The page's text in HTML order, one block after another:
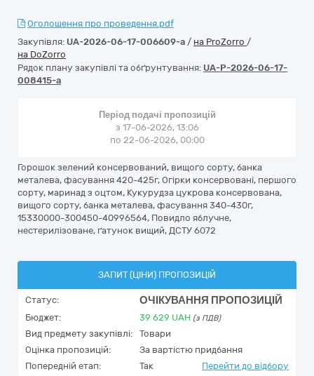
Оголошення про проведення.pdf
Закупівля: UA-2026-06-17-006609-a / на ProZorro /
на DoZorro
Рядок плану закупівлі та обґрунтування: UA-P-2026-06-17-
008415-a
Період подачі пропозицій
з 17-06-2026, 13:06
по 22-06-2026, 00:00
Горошок зелений консервований, вищого сорту, банка
металева, фасування 420-425г, Огірки консервовані, першого
сорту, маринад з оцтом, Кукурудза цукрова консервована,
вищого сорту, банка металева, фасування 340-430г,
15330000-300450-40996564, Повидло яблучне,
нестерилізоване, ґатунок вищий, ДСТУ 6072
ЗАПИТ (ЦІНИ) ПРОПОЗИЦІЙ
Статус: ОЧІКУВАННЯ ПРОПОЗИЦІЙ
Бюджет: 39 629 UAH (з ПДВ)
Вид предмету закупівлі:
Товари
Оцінка пропозицій:
За вартістю придбання
Попередній етап:
Так Перейти до відбору